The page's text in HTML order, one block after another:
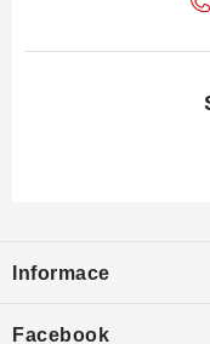
p
a
Informace
Facebook